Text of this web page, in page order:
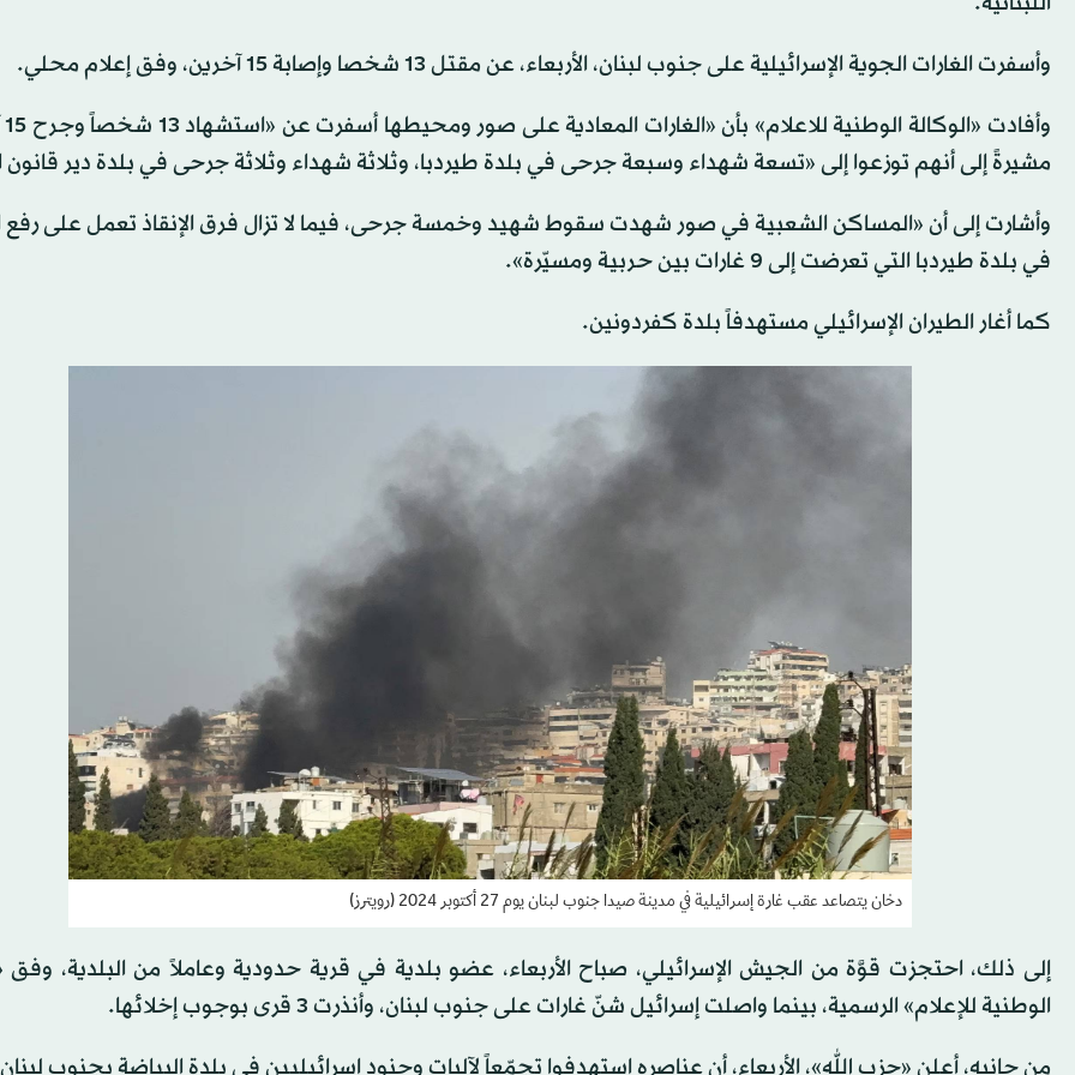
وأسفرت الغارات الجوية الإسرائيلية على جنوب لبنان، الأربعاء، عن مقتل 13 شخصا وإصابة 15 آخرين، وفق إعلام محلي.
مشيرةً إلى أنهم توزعوا إلى «تسعة شهداء وسبعة جرحى في بلدة طيردبا، وثلاثة شهداء وثلاثة جرحى في بلدة دير قانون
وأشارت إلى أن «المساكن الشعبية في صور شهدت سقوط شهيد وخمسة جرحى، فيما لا تزال فرق الإنقاذ تعمل على رفع
في بلدة طيردبا التي تعرضت إلى 9 غارات بين حربية ومسيّرة».
كما أغار الطيران الإسرائيلي مستهدفاً بلدة كفردونين.
دخان يتصاعد عقب غارة إسرائيلية في مدينة صيدا جنوب لبنان يوم 27 أكتوبر 2024 (رويترز)
إلى ذلك، احتجزت قوَّة من الجيش الإسرائيلي، صباح الأربعاء، عضو بلدية في قرية حدودية وعاملاً من البلدية، وفق
الوطنية للإعلام» الرسمية، بينما واصلت إسرائيل شنّ غارات على جنوب لبنان، وأنذرت 3 قرى بوجوب إخلائها.
من جانبه، أعلن «حزب الله»، الأربعاء، أن عناصره استهدفوا تجمّعاً لآليات وجنود إسرائيليين في بلدة البياضة بجنوب